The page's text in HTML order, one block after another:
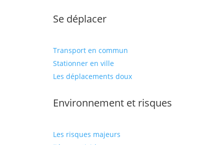
Se déplacer
Transport en commun
Stationner en ville
Les déplacements doux
Environnement et risques
Les risques majeurs